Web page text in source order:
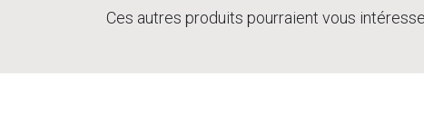
Ces autres produits pourraient vous